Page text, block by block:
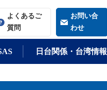
索される語
よくあるご
質問
お問い合
わせ
日台関係・台湾情報